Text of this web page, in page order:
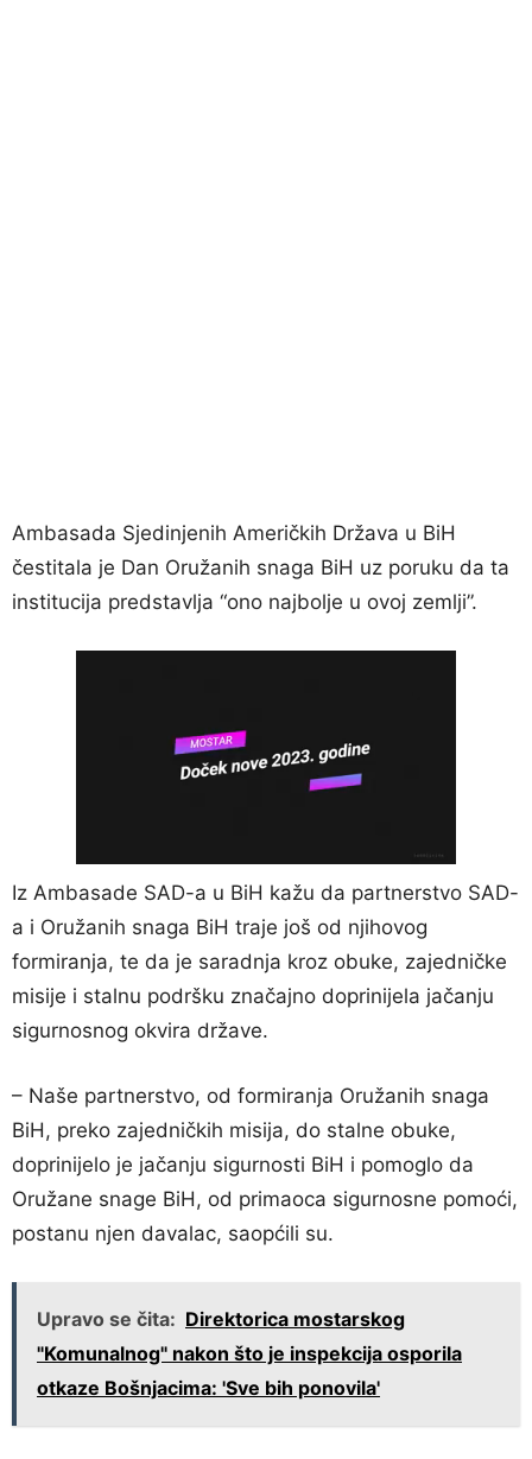
Ambasada Sjedinjenih Američkih Država u BiH
čestitala je Dan Oružanih snaga BiH uz poruku da ta
institucija predstavlja “ono najbolje u ovoj zemlji”.
Iz Ambasade SAD-a u BiH kažu da partnerstvo SAD-
a i Oružanih snaga BiH traje još od njihovog
formiranja, te da je saradnja kroz obuke, zajedničke
misije i stalnu podršku značajno doprinijela jačanju
sigurnosnog okvira države.
– Naše partnerstvo, od formiranja Oružanih snaga
BiH, preko zajedničkih misija, do stalne obuke,
doprinijelo je jačanju sigurnosti BiH i pomoglo da
Oružane snage BiH, od primaoca sigurnosne pomoći,
postanu njen davalac, saopćili su.
Upravo se čita: Direktorica mostarskog
"Komunalnog" nakon što je inspekcija osporila
otkaze Bošnjacima: 'Sve bih ponovila'